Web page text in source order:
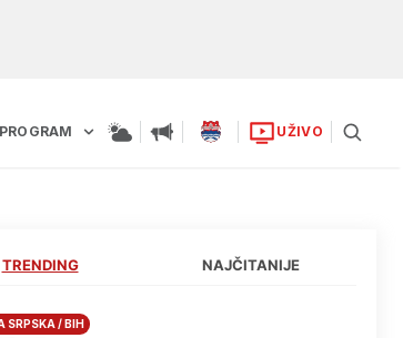
PROGRAM UŽIVO
TRENDING NAJČITANIJE
SRPSKA / BIH